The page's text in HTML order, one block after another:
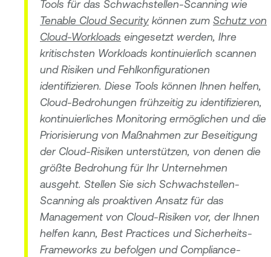
Tools für das Schwachstellen-Scanning wie
Tenable Cloud Security können zum Schutz von
Cloud-Workloads eingesetzt werden, Ihre
kritischsten Workloads kontinuierlich scannen
und Risiken und Fehlkonfigurationen
identifizieren. Diese Tools können Ihnen helfen,
Cloud-Bedrohungen frühzeitig zu identifizieren,
kontinuierliches Monitoring ermöglichen und die
Priorisierung von Maßnahmen zur Beseitigung
der Cloud-Risiken unterstützen, von denen die
größte Bedrohung für Ihr Unternehmen
ausgeht. Stellen Sie sich Schwachstellen-
Scanning als proaktiven Ansatz für das
Management von Cloud-Risiken vor, der Ihnen
helfen kann, Best Practices und Sicherheits-
Frameworks zu befolgen und Compliance-